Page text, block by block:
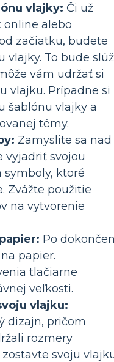
vlajky: Či už
online alebo
začiatku, budete
vlajky. To bude
vám udržať si
vlajku. Prípadne si
šablónu vlajky a
témy.
Zamyslite sa nad
vyjadriť svojou
symboly, ktoré
Zvážte použitie
na vytvorenie
Po
papier.
tlačiarne
veľkosti.
vlajku:
dizajn, pričom
rozmery
svoju